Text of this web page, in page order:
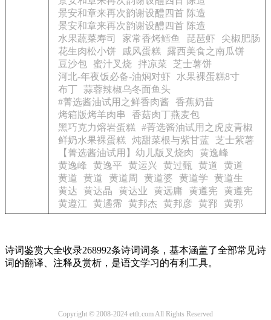
景安和章来再次韵谢设醴四首 陈造
景安和章来再次韵谢设醴四首 陈造
水果蔬菜寿司
家常香烤鳕鱼 琵琶虾
尖椒肥肠
花生肉松小饼
戚风蛋糕
露西美食之南瓜饼
豆沙包 蜜汁叉烧 拌凉菜
芝士薯饼
河北-年夜饭必备-油焖对虾
水果裸蛋糕8寸
布丁 蒜蓉辣椒乌冬面鱼头
#菁选酱油试用之鲜香肉酱
香蕉奶昔
烤箱版烤羊肉串
香菇肉丁燕麦包
黑巧克力熔岩蛋糕
#菁选酱油试用之虎皮青椒
鲜奶水果裸蛋糕
炖甜菜根与紫甘蓝
芝士紫薯
【菁选酱油试用】幼儿版叉烧肉
黄逸峰
黄逸峰
黄逸平 黄运兴 黄过甄 黄道
黄道
黄道
黄道 黄道周 黄道婆 黄道学
黄道生
黄达
黄达晶 黄达业 黄远庸 黄遵宪
黄遵宪
黄遵江
黄遹霈 黄邦杰 黄邦彦 黄郛 黄郛
诗词鉴赏大全收录268992条诗词词条，基本涵盖了全部常见诗
词的翻译、注释及赏析，是语文学习的有利工具。
Copyright © 2008-2024 ettlt.com All Rights Reserved